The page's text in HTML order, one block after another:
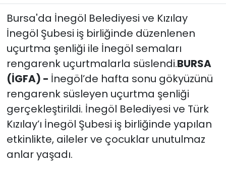
Bursa'da İnegöl Belediyesi ve Kızılay
İnegöl Şubesi iş birliğinde düzenlenen
uçurtma şenliği ile İnegöl semaları
rengarenk uçurtmalarla süslendi.BURSA
(İGFA) - İnegöl’de hafta sonu gökyüzünü
rengarenk süsleyen uçurtma şenliği
gerçekleştirildi. İnegöl Belediyesi ve Türk
Kızılay’ı İnegöl Şubesi iş birliğinde yapılan
etkinlikte, aileler ve çocuklar unutulmaz
anlar yaşadı.